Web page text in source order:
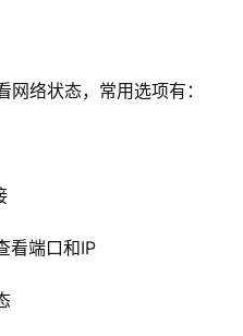
状态，常用选项有：
端口和IP